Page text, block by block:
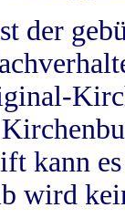
der
kann
wird